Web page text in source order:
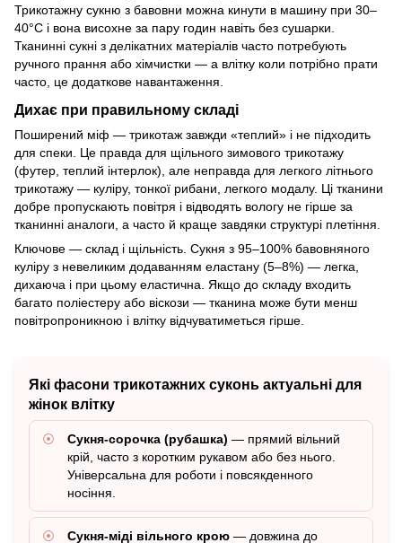
Трикотажну сукню з бавовни можна кинути в машину при 30–
40°C і вона висохне за пару годин навіть без сушарки.
Тканинні сукні з делікатних матеріалів часто потребують
ручного прання або хімчистки — а влітку коли потрібно прати
часто, це додаткове навантаження.
Дихає при правильному складі
Поширений міф — трикотаж завжди «теплий» і не підходить
для спеки. Це правда для щільного зимового трикотажу
(футер, теплий інтерлок), але неправда для легкого літнього
трикотажу — куліру, тонкої рибани, легкого модалу. Ці тканини
добре пропускають повітря і відводять вологу не гірше за
тканинні аналоги, а часто й краще завдяки структурі плетіння.
Ключове — склад і щільність. Сукня з 95–100% бавовняного
куліру з невеликим додаванням еластану (5–8%) — легка,
дихаюча і при цьому еластична. Якщо до складу входить
багато поліестеру або віскози — тканина може бути менш
повітропроникною і влітку відчуватиметься гірше.
Які фасони трикотажних суконь актуальні для
жінок влітку
Сукня-сорочка (рубашка) — прямий вільний
крій, часто з коротким рукавом або без нього.
Універсальна для роботи і повсякденного
носіння.
Сукня-міді вільного крою — довжина до